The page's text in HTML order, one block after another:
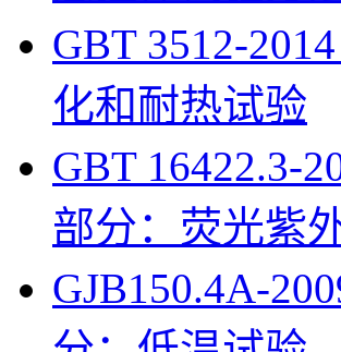
GBT 3512-
化和耐热试验
GBT 16422.3-
部分：荧光紫
GJB150.4A-